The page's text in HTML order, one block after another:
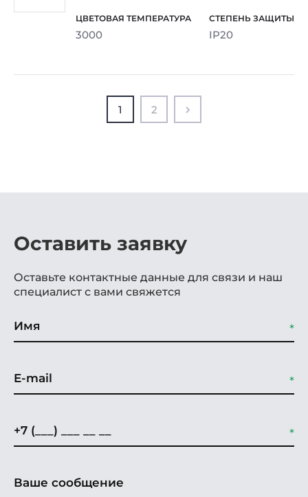
3000 IP20
1 2
Оставить заявку
Оставьте контактные данные для связи и наш
специалист с вами свяжется